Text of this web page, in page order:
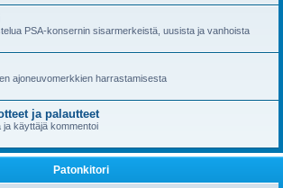
PSA-konsernin sisarmerkeistä, uusista ja vanhoista
ajoneuvomerkkien harrastamisesta
ja palautteet
ja käyttäjä kommentoi
Patonkitori